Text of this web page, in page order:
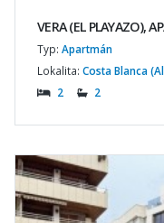
VERA (EL PLAYAZO),
Typ: Apartmán
Lokalita: Costa Blanca
2
2